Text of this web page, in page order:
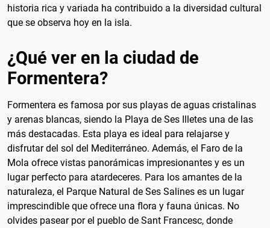
historia rica y variada ha contribuido a la diversidad cultural
que se observa hoy en la isla.
¿Qué ver en la ciudad de
Formentera?
Formentera es famosa por sus playas de aguas cristalinas
y arenas blancas, siendo la Playa de Ses Illetes una de las
más destacadas. Esta playa es ideal para relajarse y
disfrutar del sol del Mediterráneo. Además, el Faro de la
Mola ofrece vistas panorámicas impresionantes y es un
lugar perfecto para atardeceres. Para los amantes de la
naturaleza, el Parque Natural de Ses Salines es un lugar
imprescindible que ofrece una flora y fauna únicas. No
olvides pasear por el pueblo de Sant Francesc, donde